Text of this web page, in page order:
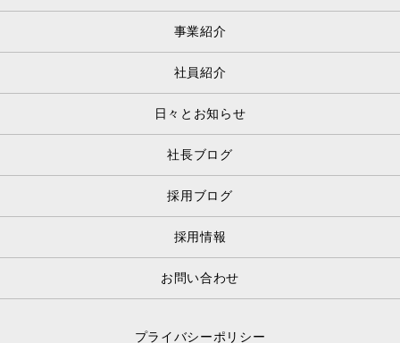
事業紹介
社員紹介
日々とお知らせ
社長ブログ
採用ブログ
採用情報
お問い合わせ
プライバシーポリシー